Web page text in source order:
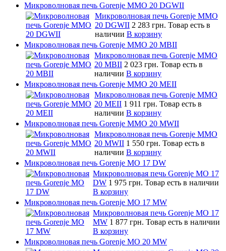
Микроволновая печь Gorenje MMO 20 DGWII
Микроволновая печь Gorenje MMO
20 DGWII 2 283 грн. Товар есть в
наличии В корзину
Микроволновая печь Gorenje MMO 20 MBII
Микроволновая печь Gorenje MMO
20 MBII 2 023 грн. Товар есть в
наличии В корзину
Микроволновая печь Gorenje MMO 20 MEII
Микроволновая печь Gorenje MMO
20 MEII 1 911 грн. Товар есть в
наличии В корзину
Микроволновая печь Gorenje MMO 20 MWII
Микроволновая печь Gorenje MMO
20 MWII 1 550 грн. Товар есть в
наличии В корзину
Микроволновая печь Gorenje MO 17 DW
Микроволновая печь Gorenje MO 17
DW 1 975 грн. Товар есть в наличии
В корзину
Микроволновая печь Gorenje MO 17 MW
Микроволновая печь Gorenje MO 17
MW 1 877 грн. Товар есть в наличии
В корзину
Микроволновая печь Gorenje MO 20 MW